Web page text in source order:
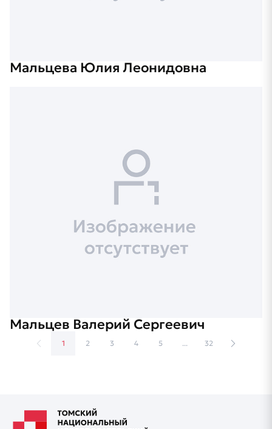
Мальцева Юлия Леонидовна
Мальцев Валерий Сергеевич
1 2 3 4 5 ... 32